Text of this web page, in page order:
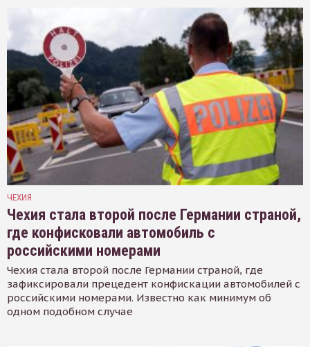
ЧЕХИЯ
Чехия стала второй после Германии страной,
где конфисковали автомобиль с
российскими номерами
Чехия стала второй после Германии страной, где
зафиксировали прецедент конфискации автомобилей с
российскими номерами. Известно как минимум об
одном подобном случае